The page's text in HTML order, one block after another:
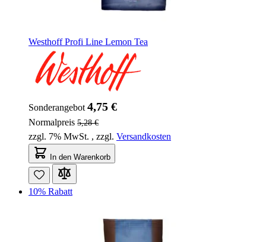
Westhoff Profi Line Lemon Tea
Sonderangebot 4,75 €
Normalpreis 5,28 €
zzgl. 7% MwSt. , zzgl. Versandkosten
In den Warenkorb
10% Rabatt